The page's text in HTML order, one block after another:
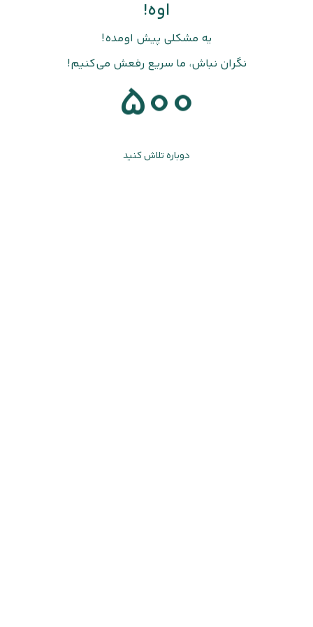
اوه!
یه مشکلی پیش اومده!
نگران نباش، ما سریع رفعش می‌کنیم!
500
دوباره تلاش کنید